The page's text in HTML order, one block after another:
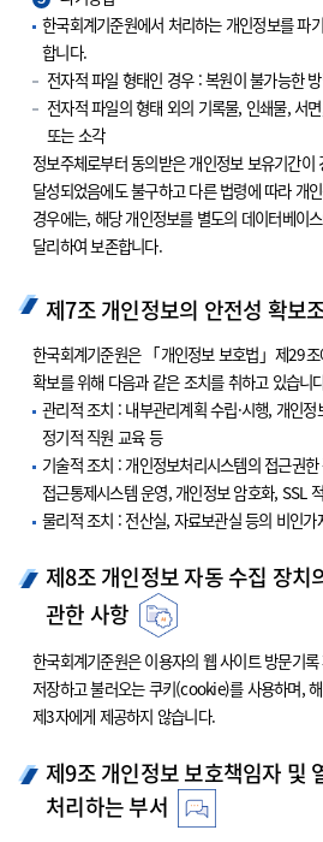
한국회계기준원에서 처리하는 개인정보를 파
합니다.
전자적 파일 형태인 경우 : 복원이 불가능한 방
전자적 파일의 형태 외의 기록물, 인쇄물, 서
또는 소각
정보주체로부터 동의받은 개인정보 보유기간이
달성되었음에도 불구하고 다른 법령에 따라 개
경우에는, 해당 개인정보를 별도의 데이터베이
달리하여 보존합니다.
제7조 개인정보의 안전성 확보
한국회계기준원은 「개인정보 보호법」제29조
확보를 위해 다음과 같은 조치를 취하고 있습니
관리적 조치 : 내부관리계획 수립·시행, 개인
정기적 직원 교육 등
기술적 조치 : 개인정보처리시스템의 접근권한
접근통제시스템 운영, 개인정보 암호화, SSL
물리적 조치 : 전산실, 자료보관실 등의 비인가
제8조 개인정보 자동 수집 장치
관한 사항
한국회계기준원은 이용자의 웹 사이트 방문기
저장하고 불러오는 쿠키(cookie)를 사용하며,
제3자에게 제공하지 않습니다.
제9조 개인정보 보호책임자 및
처리하는 부서